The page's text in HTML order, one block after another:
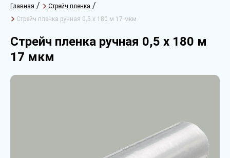
Главная / Стрейч пленка /
Стрейч пленка ручная 0,5 х 180 м 17 мкм
Стрейч пленка ручная 0,5 х 180 м
17 мкм